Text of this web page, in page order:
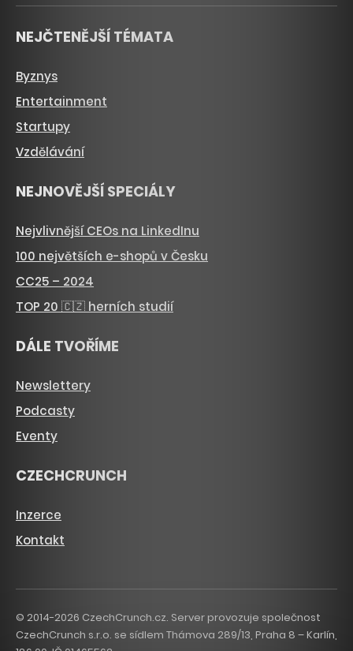
NEJČTENĚJŠÍ TÉMATA
Byznys
Entertainment
Startupy
Vzdělávání
NEJNOVĚJŠÍ SPECIÁLY
Nejvlivnější CEOs na LinkedInu
100 největších e-shopů v Česku
CC25 – 2024
TOP 20 🇨🇿 herních studií
DÁLE TVOŘÍME
Newslettery
Podcasty
Eventy
CZECHCRUNCH
Inzerce
Kontakt
© 2014-2026 CzechCrunch.cz. Server provozuje společnost
CzechCrunch s.r.o. se sídlem Thámova 289/13, Praha 8 – Karlín,